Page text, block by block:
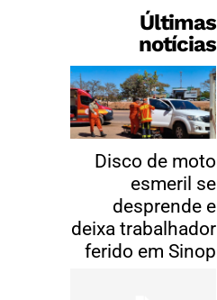
Últimas
notícias
Disco de moto
esmeril se
desprende e
deixa trabalhador
ferido em Sinop